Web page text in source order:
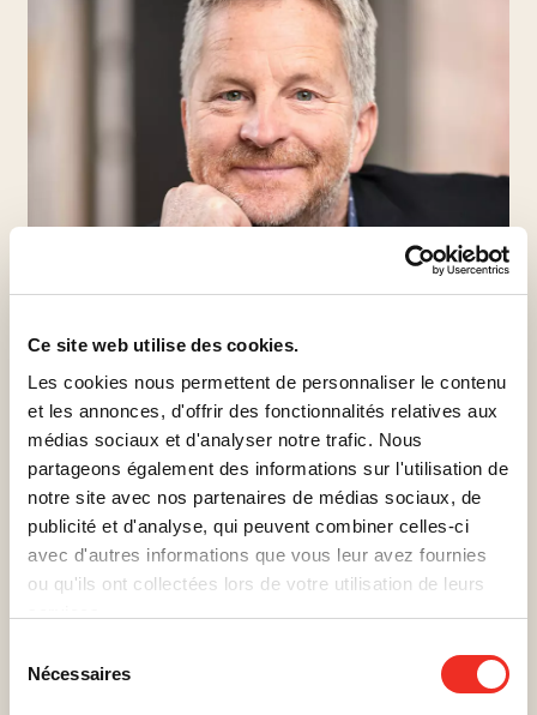
Ce site web utilise des cookies.
Les cookies nous permettent de personnaliser le contenu
et les annonces, d'offrir des fonctionnalités relatives aux
médias sociaux et d'analyser notre trafic. Nous
partageons également des informations sur l'utilisation de
notre site avec nos partenaires de médias sociaux, de
publicité et d'analyse, qui peuvent combiner celles-ci
avec d'autres informations que vous leur avez fournies
ou qu'ils ont collectées lors de votre utilisation de leurs
Nécessaires
ANDRÉROBITAILLE
ANIMATEUR
Comédien, animateur, producteur et porte-parole de la
Société de recherche sur le cancer pour le Québec, le
public a vu évoluer cet artiste multidisciplinaire dans une
multitude d’émissions et de séries télévisées ainsi qu’au
spectacles sur scène. Récipiendaire de nombreux prix de
reconnaissance, André est un homme de cœur pour qui il